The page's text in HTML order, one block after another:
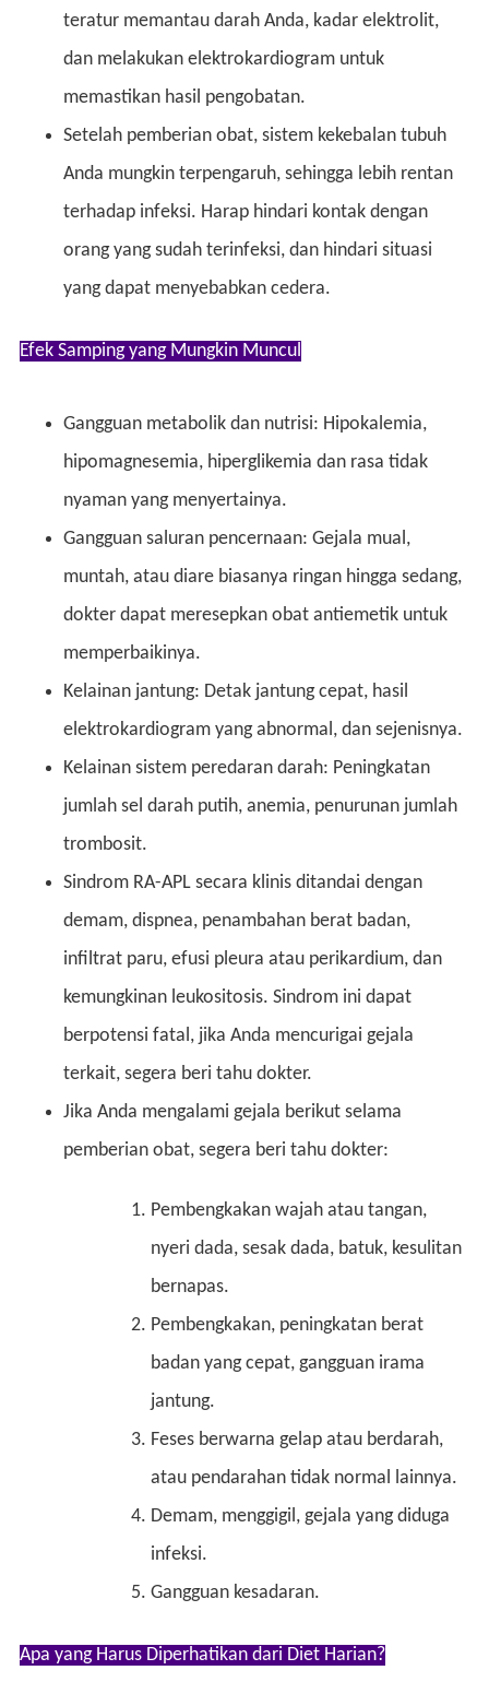
teratur memantau darah Anda, kadar elektrolit,
dan melakukan elektrokardiogram untuk
memastikan hasil pengobatan.
Setelah pemberian obat, sistem kekebalan tubuh
Anda mungkin terpengaruh, sehingga lebih rentan
terhadap infeksi. Harap hindari kontak dengan
orang yang sudah terinfeksi, dan hindari situasi
yang dapat menyebabkan cedera.
Efek Samping yang Mungkin Muncul
Gangguan metabolik dan nutrisi: Hipokalemia,
hipomagnesemia, hiperglikemia dan rasa tidak
nyaman yang menyertainya.
Gangguan saluran pencernaan: Gejala mual,
muntah, atau diare biasanya ringan hingga sedang,
dokter dapat meresepkan obat antiemetik untuk
memperbaikinya.
Kelainan jantung: Detak jantung cepat, hasil
elektrokardiogram yang abnormal, dan sejenisnya.
Kelainan sistem peredaran darah: Peningkatan
jumlah sel darah putih, anemia, penurunan jumlah
trombosit.
Sindrom RA-APL secara klinis ditandai dengan
demam, dispnea, penambahan berat badan,
infiltrat paru, efusi pleura atau perikardium, dan
kemungkinan leukositosis. Sindrom ini dapat
berpotensi fatal, jika Anda mencurigai gejala
terkait, segera beri tahu dokter.
Jika Anda mengalami gejala berikut selama
pemberian obat, segera beri tahu dokter:
Pembengkakan wajah atau tangan,
nyeri dada, sesak dada, batuk, kesulitan
bernapas.
Pembengkakan, peningkatan berat
badan yang cepat, gangguan irama
jantung.
Feses berwarna gelap atau berdarah,
atau pendarahan tidak normal lainnya.
Demam, menggigil, gejala yang diduga
infeksi.
Gangguan kesadaran.
Apa yang Harus Diperhatikan dari Diet Harian?